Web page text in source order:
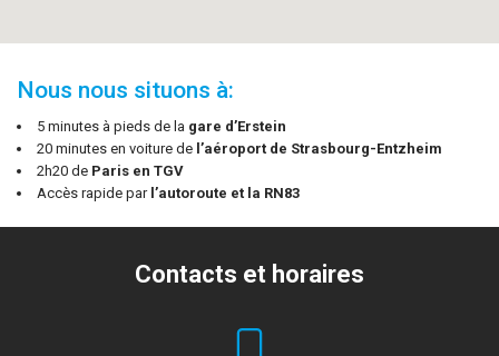
free web directories
Nous nous situons à:
5 minutes à pieds de la gare d’Erstein
20 minutes en voiture de l’aéroport de Strasbourg-Entzheim
2h20 de Paris en TGV
Accès rapide par l’autoroute et la RN83
Contacts et horaires